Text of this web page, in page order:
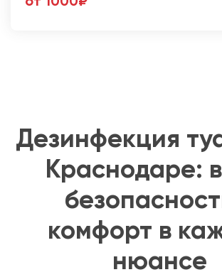
Дезинфекция
Краснодаре:
комфорт в
нюансе